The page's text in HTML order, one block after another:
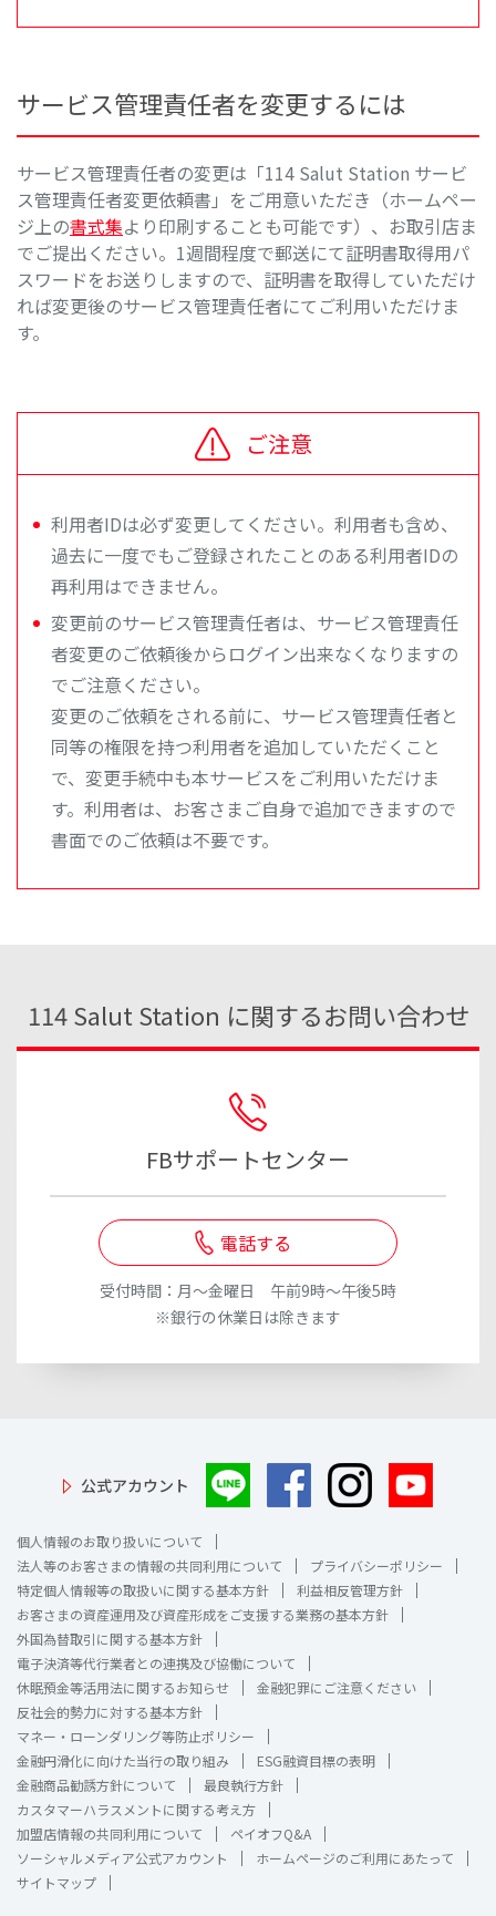
サービス管理責任者を変更するには
サービス管理責任者の変更は「114 Salut Station サービ
ス管理責任者変更依頼書」をご用意いただき（ホームペー
ジ上の書式集より印刷することも可能です）、お取引店ま
でご提出ください。1週間程度で郵送にて証明書取得用パ
スワードをお送りしますので、証明書を取得していただけ
れば変更後のサービス管理責任者にてご利用いただけま
す。
ご注意
利用者IDは必ず変更してください。利用者も含め、
過去に一度でもご登録されたことのある利用者IDの
再利用はできません。
変更前のサービス管理責任者は、サービス管理責任
者変更のご依頼後からログイン出来なくなりますの
でご注意ください。
変更のご依頼をされる前に、サービス管理責任者と
同等の権限を持つ利用者を追加していただくこと
で、変更手続中も本サービスをご利用いただけま
す。利用者は、お客さまご自身で追加できますので
書面でのご依頼は不要です。
114 Salut Station に関するお問い合わせ
FBサポートセンター
電話する
受付時間：月～金曜日 午前9時～午後5時
※銀行の休業日は除きます
公式アカウント
個人情報のお取り扱いについて
法人等のお客さまの情報の共同利用について
プライバシーポリシー
特定個人情報等の取扱いに関する基本方針
利益相反管理方針
お客さまの資産運用及び資産形成をご支援する業務の基本方針
外国為替取引に関する基本方針
電子決済等代行業者との連携及び協働について
休眠預金等活用法に関するお知らせ
金融犯罪にご注意ください
反社会的勢力に対する基本方針
マネー・ローンダリング等防止ポリシー
金融円滑化に向けた当行の取り組み
ESG融資目標の表明
金融商品勧誘方針について
最良執行方針
カスタマーハラスメントに関する考え方
加盟店情報の共同利用について
ペイオフQ&A
ソーシャルメディア公式アカウント
ホームページのご利用にあたって
サイトマップ